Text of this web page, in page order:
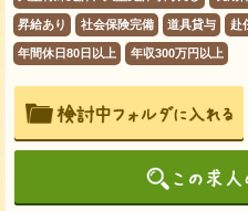
昇給あり 社会保険完備 道具貸与 赴
年間休日80日以上 年収300万円以上